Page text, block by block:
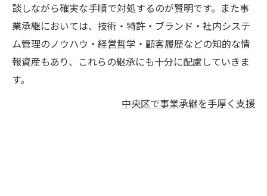
談しながら確実な手順で対処するのが賢明です。また事
業承継においては、技術・特許・ブランド・社内システ
ム管理のノウハウ・経営哲学・顧客履歴などの知的な情
報資産もあり、これらの継承にも十分に配慮していきま
す。
中央区で事業承継を手厚く支援